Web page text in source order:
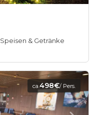
Speisen & Getränke
ca.498€/ Pers.